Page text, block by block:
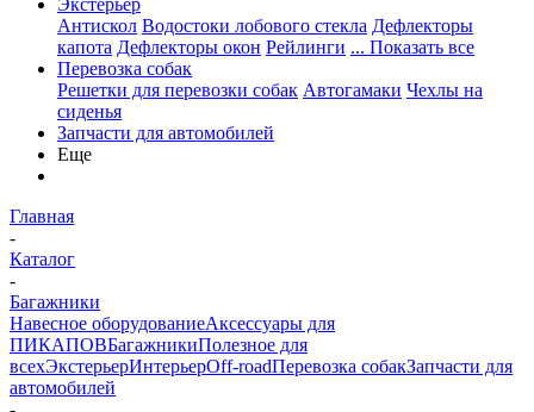
Экстерьер
Антискол Водостоки лобового стекла Дефлекторы
капота Дефлекторы окон Рейлинги ... Показать все
Перевозка собак
Решетки для перевозки собак Автогамаки Чехлы на
сиденья
Запчасти для автомобилей
Еще
Главная
-
Каталог
-
Багажники
Навесное оборудованиеАксессуары для
ПИКАПОВБагажникиПолезное для
всехЭкстерьерИнтерьерOff-roadПеревозка собакЗапчасти для
автомобилей